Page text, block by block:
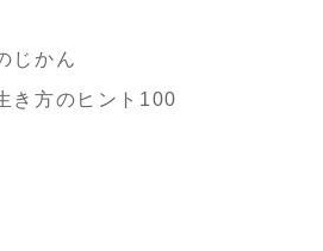
じかん
き方のヒント100